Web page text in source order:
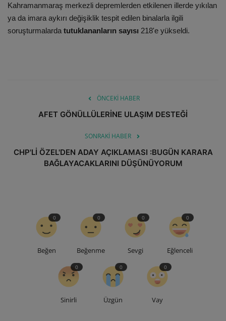
EĞİTİM
GALERİ
Kahramanmaraş merkezli depremlerden etkilenen illerde yıkılan
ya da imara aykırı değişiklik tespit edilen binalarla ilgili
soruşturmalarda tutuklananların sayısı 218'e yükseldi.
ÖNCEKI HABER
AFET GÖNÜLLÜLERİNE ULAŞIM DESTEĞİ
SONRAKI HABER
CHP'Lİ ÖZEL'DEN ADAY AÇIKLAMASI :BUGÜN KARARA
BAĞLAYACAKLARINI DÜŞÜNÜYORUM
Beğen
0
Beğenme
0
Sevgi
0
Eğlenceli
0
Sinirli
0
Üzgün
0
Vay
0